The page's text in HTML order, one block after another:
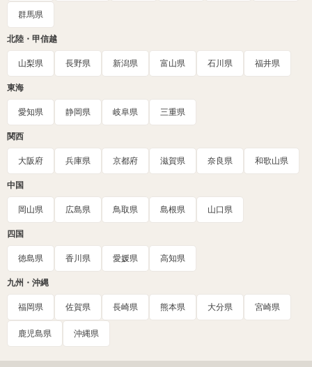
群馬県
北陸・甲信越
山梨県 長野県 新潟県 富山県 石川県 福井県
東海
愛知県 静岡県 岐阜県 三重県
関西
大阪府 兵庫県 京都府 滋賀県 奈良県 和歌山県
中国
岡山県 広島県 鳥取県 島根県 山口県
四国
徳島県 香川県 愛媛県 高知県
九州・沖縄
福岡県 佐賀県 長崎県 熊本県 大分県 宮崎県
鹿児島県 沖縄県